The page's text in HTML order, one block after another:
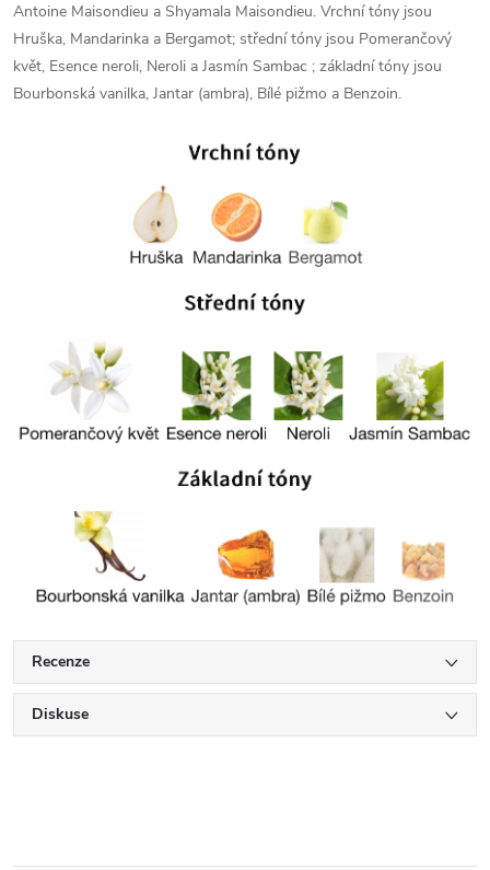
Antoine Maisondieu a Shyamala Maisondieu. Vrchní tóny jsou
Hruška, Mandarinka a Bergamot; střední tóny jsou Pomerančový
květ, Esence neroli, Neroli a Jasmín Sambac ; základní tóny jsou
Bourbonská vanilka, Jantar (ambra), Bílé pižmo a Benzoin.
Recenze
Diskuse